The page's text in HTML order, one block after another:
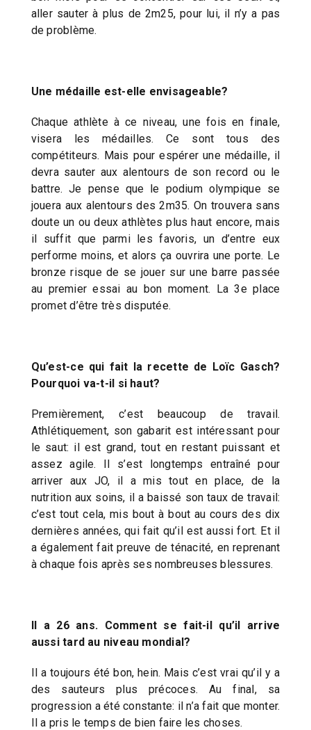
aller sauter à plus de 2m25, pour lui, il n’y a pas
de problème.
Une médaille est-elle envisageable?
Chaque athlète à ce niveau, une fois en finale,
visera les médailles. Ce sont tous des
compétiteurs. Mais pour espérer une médaille, il
devra sauter aux alentours de son record ou le
battre. Je pense que le podium olympique se
jouera aux alentours des 2m35. On trouvera sans
doute un ou deux athlètes plus haut encore, mais
il suffit que parmi les favoris, un d’entre eux
performe moins, et alors ça ouvrira une porte. Le
bronze risque de se jouer sur une barre passée
au premier essai au bon moment. La 3e place
promet d’être très disputée.
Qu’est-ce qui fait la recette de Loïc Gasch?
Pourquoi va-t-il si haut?
Premièrement, c’est beaucoup de travail.
Athlétiquement, son gabarit est intéressant pour
le saut: il est grand, tout en restant puissant et
assez agile. Il s’est longtemps entraîné pour
arriver aux JO, il a mis tout en place, de la
nutrition aux soins, il a baissé son taux de travail:
c’est tout cela, mis bout à bout au cours des dix
dernières années, qui fait qu’il est aussi fort. Et il
a également fait preuve de ténacité, en reprenant
à chaque fois après ses nombreuses blessures.
Il a 26 ans. Comment se fait-il qu’il arrive
aussi tard au niveau mondial?
Il a toujours été bon, hein. Mais c’est vrai qu’il y a
des sauteurs plus précoces. Au final, sa
progression a été constante: il n’a fait que monter.
Il a pris le temps de bien faire les choses.